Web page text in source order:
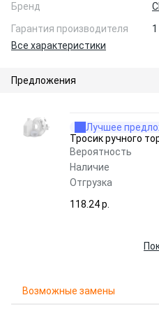
Бренд
Гарантия производителя
Все характеристики
Предложения
Лучшее
Тросик ручного
Вероятность
Наличие
Отгрузка
118.24 p.
Возможные замены